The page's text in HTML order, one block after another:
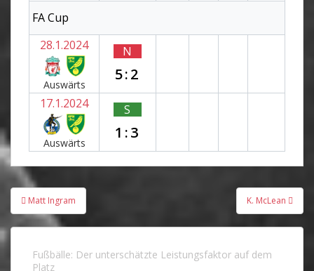
FA Cup
28.1.2024
Auswärts
N
5:2
17.1.2024
Auswärts
S
1:3
Beitragsnavigation
Matt Ingram K. McLean
Fußbälle: Der unterschätzte Leistungsfaktor auf dem
Platz